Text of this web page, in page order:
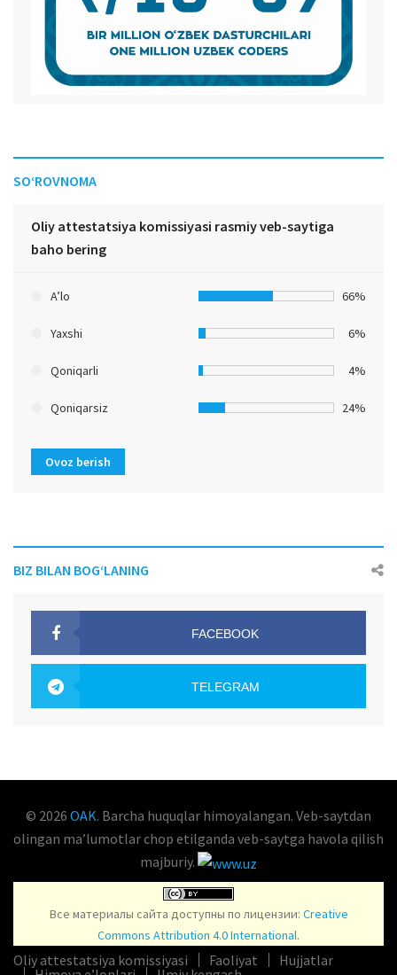
SO‘ROVNOMA
Oliy attestatsiya komissiyasi rasmiy veb-saytiga
baho bering
A’lo 66%
Yaxshi 6%
Qoniqarli 4%
Qoniqarsiz 24%
Ovoz berish
BIZ BILAN BOG‘LANING
FACEBOOK
TELEGRAM
© 2026 OAK. Barcha huquqlar himoyalangan. Veb-saytdan
olingan maʼlumotlar chop etilganda veb-saytga havola qilish
majburiy.
Все материалы сайта доступны по лицензии: Creative
Commons Attribution 4.0 International.
Oliy attestatsiya komissiyasi Faoliyat
Hujjatlar